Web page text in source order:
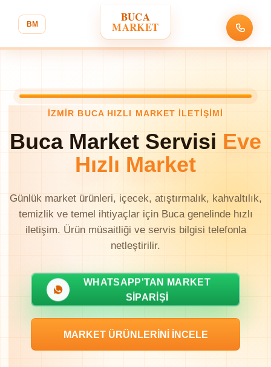
BM BUCA
MARKET
İZMIR BUCA HIZLI MARKET ILETIŞIMI
Buca Market Servisi Eve
Hızlı Market
Günlük market ürünleri, içecek, atıştırmalık, kahvaltılık,
temizlik ve temel ihtiyaçlar için Buca genelinde hızlı
iletişim. Ürün müsaitliği ve servis bilgisi telefonla
netleştirilir.
WHATSAPP'TAN MARKET
SIPARIŞI
MARKET ÜRÜNLERINI İNCELE